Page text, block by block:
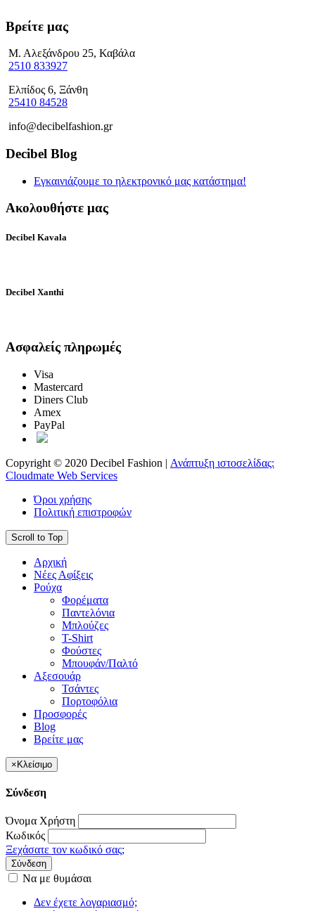
Βρείτε μας
Μ. Αλεξάνδρου 25, Καβάλα
2510 833927
Ελπίδος 6, Ξάνθη
25410 84528
info@decibelfashion.gr
Decibel Blog
Εγκαινιάζουμε το ηλεκτρονικό μας κατάστημα!
Ακολουθήστε μας
Decibel Kavala
Decibel Xanthi
Ασφαλείς πληρωμές
Visa
Mastercard
Diners Club
Amex
PayPal
Copyright © 2020 Decibel Fashion | Ανάπτυξη ιστοσελίδας:
Cloudmate Web Services
Όροι χρήσης
Πολιτική επιστροφών
Scroll to Top
Αρχική
Νέες Αφίξεις
Ρούχα
Φορέματα
Παντελόνια
Μπλούζες
T-Shirt
Φούστες
Μπουφάν/Παλτό
Αξεσουάρ
Τσάντες
Πορτοφόλια
Προσφορές
Blog
Βρείτε μας
×Κλείσιμο
Σύνδεση
Όνομα Χρήστη
Κωδικός
Ξεχάσατε τον κωδικό σας;
Σύνδεση
Να με θυμάσαι
Δεν έχετε λογαριασμό;